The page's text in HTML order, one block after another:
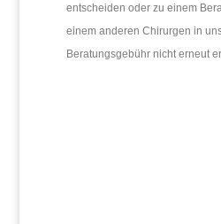
entscheiden oder zu einem
einem anderen Chirurgen in
Beratungsgebühr nicht erneut